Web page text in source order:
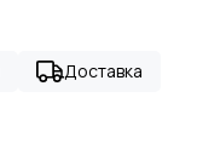
Доставка